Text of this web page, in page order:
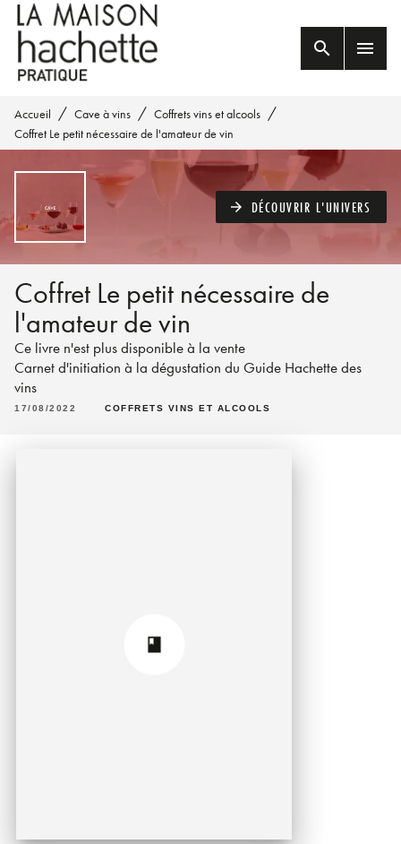
MENU RECHERCHE
PIED DE PAGE
search menu
Accueil / Cave à vins / Coffrets vins et alcools /
Coffret Le petit nécessaire de l'amateur de vin
arrow_forward DÉCOUVRIR L'UNIVERS
Coffret Le petit nécessaire de
l'amateur de vin
Ce livre n'est plus disponible à la vente
Carnet d'initiation à la dégustation du Guide Hachette des
vins
17/08/2022 COFFRETS VINS ET ALCOOLS